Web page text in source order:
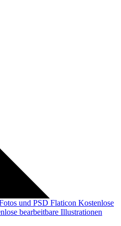
und PSD Flaticon Kostenlose
bearbeitbare Illustrationen